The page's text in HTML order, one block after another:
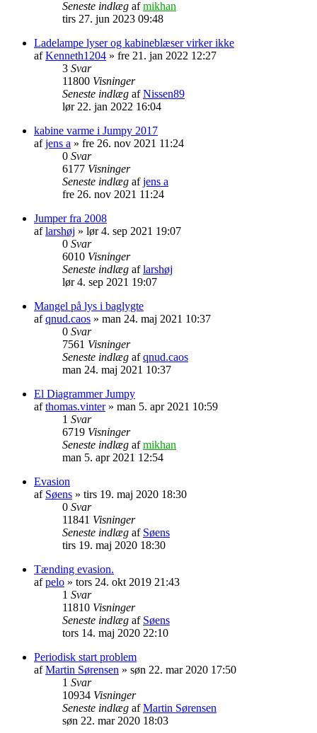
Seneste indlæg afmikhan
tirs 27. jun 2023 09:48
Ladelampe lyser og kabineblæser virker ikke
afKenneth1204 » fre 21. jan 2022 12:27
3 Svar
11800 Visninger
Seneste indlæg afNissen89
lør 22. jan 2022 16:04
kabine varme i Jumpy 2017
afjens a » fre 26. nov 2021 11:24
0 Svar
6177 Visninger
Seneste indlæg afjens a
fre 26. nov 2021 11:24
Jumper fra 2008
aflarshøj » lør 4. sep 2021 19:07
0 Svar
6010 Visninger
Seneste indlæg aflarshøj
lør 4. sep 2021 19:07
Mangel på lys i baglygte
afqnud.caos » man 24. maj 2021 10:37
0 Svar
7561 Visninger
Seneste indlæg afqnud.caos
man 24. maj 2021 10:37
El Diagrammer Jumpy
afthomas.vinter» man 5. apr 2021 10:59
1 Svar
6719 Visninger
Seneste indlæg afmikhan
man 5. apr 2021 12:54
Evasion
af Søens » tirs 19. maj 2020 18:30
0 Svar
11841 Visninger
Seneste indlæg af Søens
tirs 19. maj 2020 18:30
Tænding evasion.
afpelo » tors 24. okt 2019 21:43
1 Svar
11810 Visninger
Seneste indlæg af Søens
tors 14. maj 2020 22:10
Periodisk start problem
afMartin Sørensen » søn 22. mar 2020 17:50
1 Svar
10934 Visninger
Seneste indlæg afMartin Sørensen
søn 22. mar 2020 18:03